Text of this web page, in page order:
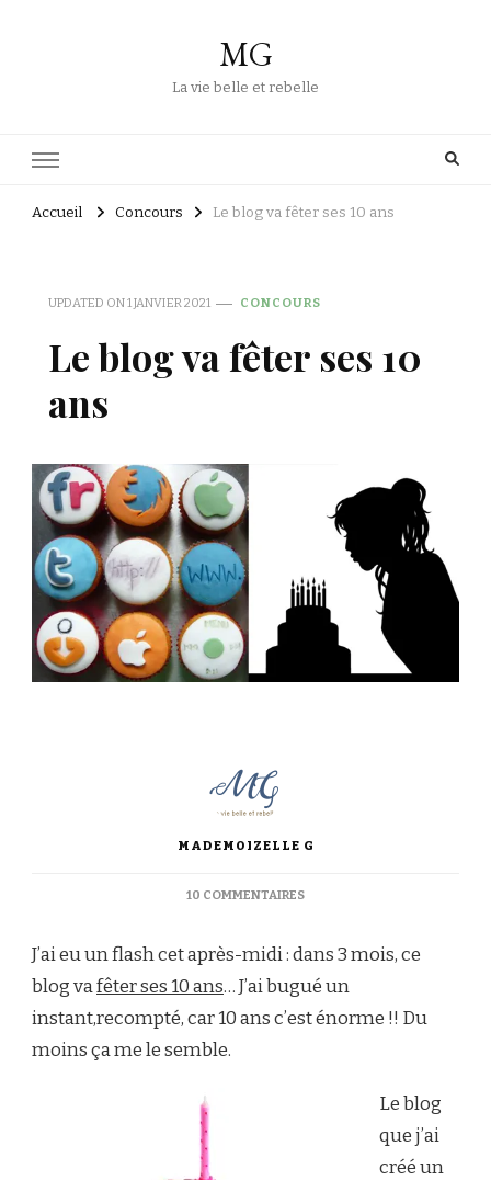
MG
La vie belle et rebelle
Accueil Concours Le blog va fêter ses 10 ans
UPDATED ON1 JANVIER 2021 CONCOURS
Le blog va fêter ses 10
ans
MADEMOIZELLE G
10 COMMENTAIRESSUR
VA
FÊTER
10
J’ai eu un flash cet après-midi : dans 3 mois, ce
blog vafêter ses 10 ans… J’ai bugué un
instant,recompté, car 10 ans c’est énorme !! Du
moins ça me le semble.
Le blog
que j’ai
créé un